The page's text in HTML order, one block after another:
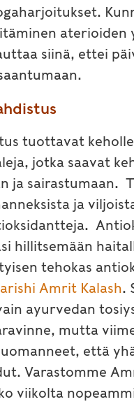
aterioiden
siinä, ettei
tuottavat
jotka saavat
ja sairastumaan.
ja
hillitsemään
tehokas
Amrit Kalash.
ayurvedan
mutta
että
Varastomme
viikolta